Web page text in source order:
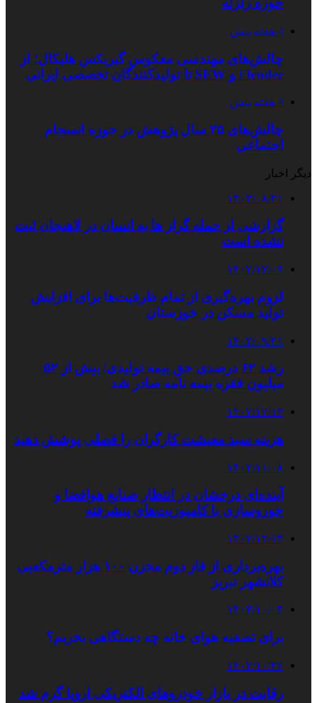
4 هفته پیش
چالش‌های مهندسی معکوس گیربکس هلیکال؛ از
Flender و SEW تا تولیدکنندگان تخصصی ایرانی
4 هفته پیش
چالش‌های ۲۵ سال پژوهش در حوزه انسجام
اجتماعی
دیگر اخبار
۱۴۰۳/۰۸/۲۱
گزارشی از حمله گراز ها به انسان در لاهیجان ثبت
نشده است
۱۴۰۲/۱۲/۰۶
لزوم بهره‌گیری از تمام ظرفیت‌ها برای افزایش
تولید مسکن در خوزستان
۱۴۰۳/۰۹/۲۱
رشد ۶۲ درصدی حق بیمه تولیدی/ بیش از ۵۲
میلیون فقره بیمه نامه صادر شد
۱۴۰۲/۱۲/۱۳
هزینه سبد معیشت کارگران را فصلی پوشش دهید
۱۴۰۲/۱۱/۰۸
آینده‌ای درخشان در انتظار صنایع هوافضا و
خوروسازی با کامپوزیت‌های پیشرفته
۱۴۰۲/۱۲/۱۴
بهره‌برداری از فاز دوم مخزن ۱۰۰ هزار مترمکعبی
کلانشهر تبریز
۱۴۰۳/۱۰/۰۴
برای تصفیه هوای خانه چه دستگاهی بخریم؟
۱۴۰۲/۱۰/۲۲
رقابت در بازار خودروهای الکتریکی اروپا گرم شد